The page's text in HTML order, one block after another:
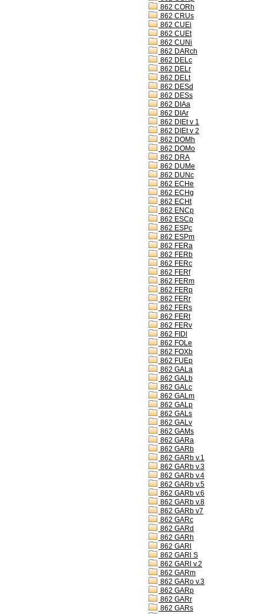
862 CORh
862 CRUs
862 CUEi
862 CUEt
862 CUNi
862 DARch
862 DELc
862 DELr
862 DELt
862 DESd
862 DESs
862 DIAa
862 DIAr
862 DIEt v 1
862 DIEt v 2
862 DOMh
862 DOMo
862 DRA
862 DUMe
862 DUNc
862 ECHe
862 ECHg
862 ECHt
862 ENCp
862 ESCp
862 ESPc
862 ESPm
862 FERa
862 FERb
862 FERc
862 FERf
862 FERm
862 FERp
862 FERr
862 FERs
862 FERt
862 FERv
862 FIDl
862 FOLe
862 FOXb
862 FUEp
862 GALa
862 GALb
862 GALc
862 GALm
862 GALp
862 GALs
862 GALv
862 GAMs
862 GARa
862 GARb
862 GARb v.1
862 GARb v.3
862 GARb v.4
862 GARb v.5
862 GARb v.6
862 GARb v.8
862 GARb v7
862 GARc
862 GARd
862 GARh
862 GARl
862 GARl S
862 GARl v.2
862 GARm
862 GARo v.3
862 GARp
862 GARr
862 GARs